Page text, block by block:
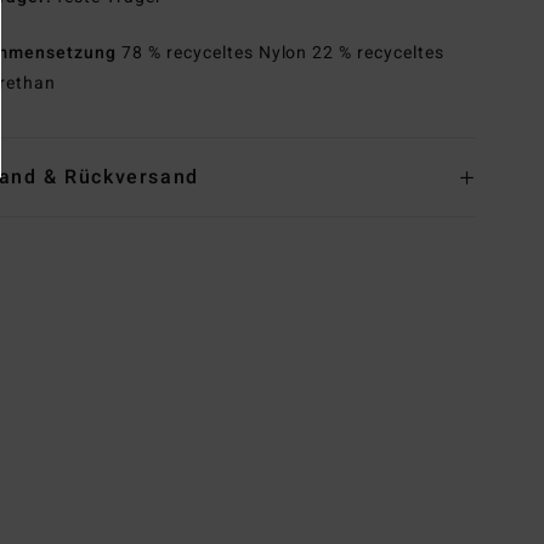
78 % recyceltes Nylon 22 % recyceltes
& Rückversand